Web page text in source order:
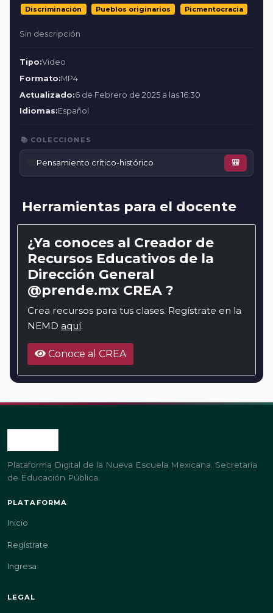
Discriminación Pueblos originarios Picmentocracia
Sin descripción
Tipo:Video
Formato:MP4
Actualizado:6 de Febrero de 2025 a las 16:30
Idiomas:Español
📚 COLECCIONES
Pensamiento crítico-histórico 🎒
Herramientas para el docente
¿Ya conoces al Creador de
Recursos Educativos de la
Dirección General
@prende.mx CREA ?
Crea recursos para tus clases. Regístrate en la
NEMD aquí.
Conoce al CREA
Plataforma Digital de la Nueva Escuela Mexicana. Secretaría
de Educación Pública.
PLATAFORMA
Inicio
Regístrate
Ingresa
LEGAL